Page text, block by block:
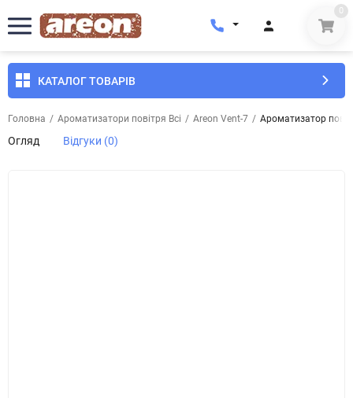
0
КАТАЛОГ ТОВАРІВ
Головна / Ароматизатори повітря Всі / Areon Vent-7 / Ароматизатор
Огляд Відгуки (0)